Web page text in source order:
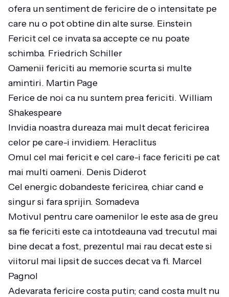
ofera un sentiment de fericire de o intensitate pe
care nu o pot obtine din alte surse. Einstein
Fericit cel ce invata sa accepte ce nu poate
schimba. Friedrich Schiller
Oamenii fericiti au memorie scurta si multe
amintiri. Martin Page
Ferice de noi ca nu suntem prea fericiti. William
Shakespeare
Invidia noastra dureaza mai mult decat fericirea
celor pe care-i invidiem. Heraclitus
Omul cel mai fericit e cel care-i face fericiti pe cat
mai multi oameni. Denis Diderot
Cel energic dobandeste fericirea, chiar cand e
singur si fara sprijin. Somadeva
Motivul pentru care oamenilor le este asa de greu
sa fie fericiti este ca intotdeauna vad trecutul mai
bine decat a fost, prezentul mai rau decat este si
viitorul mai lipsit de succes decat va fi. Marcel
Pagnol
Adevarata fericire costa putin; cand costa mult nu